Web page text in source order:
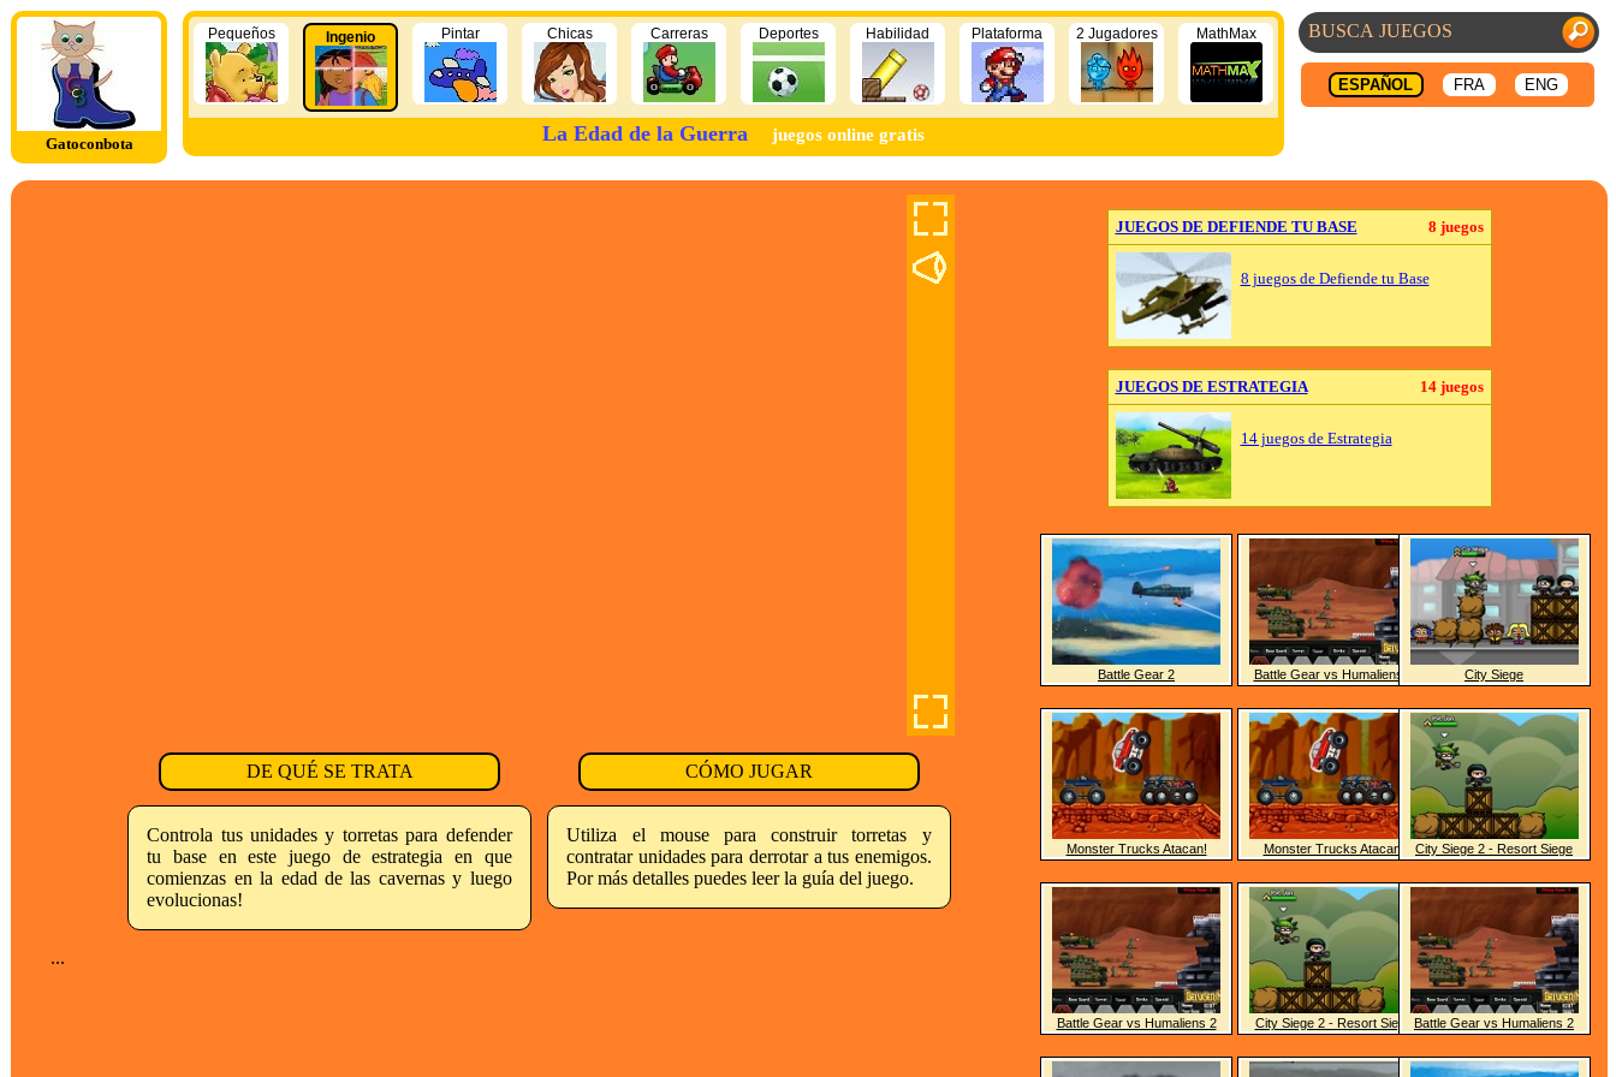
Gatoconbota
ESPAÑOL FRA ENG
Pequeños Ingenio Pintar Chicas Carreras Deportes Habilidad Plataforma 2 Jugadores MathMax
La Edad de la Guerra juegos online gratis
DE QUÉ SE TRATA CÓMO JUGAR
Controla tus unidades y torretas para defender
tu base en este juego de estrategia en que
comienzas en la edad de las cavernas y luego
evolucionas!
Utiliza el mouse para construir torretas y
contratar unidades para derrotar a tus enemigos.
Por más detalles puedes leer la guía del juego.
...
JUEGOS DE DEFIENDE TU BASE 8 juegos
8 juegos de Defiende tu Base
JUEGOS DE ESTRATEGIA 14 juegos
14 juegos de Estrategia
Battle Gear 2
Monster Trucks Atacan!
Battle Gear vs Humaliens 2
Battle Gear vs Humaliens 2
Monster Trucks Atacan!
City Siege 2 - Resort Siege
City Siege
City Siege 2 - Resort Siege
Battle Gear vs Humaliens 2